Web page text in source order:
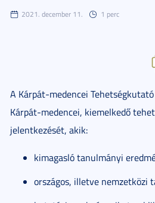
2021. december 11. 1 perc
A Kárpát-medencei
Kárpát-medencei, kiemelkedő
jelentkezését, akik:
kimagasló tanulmányi
országos, illetve nemzetközi